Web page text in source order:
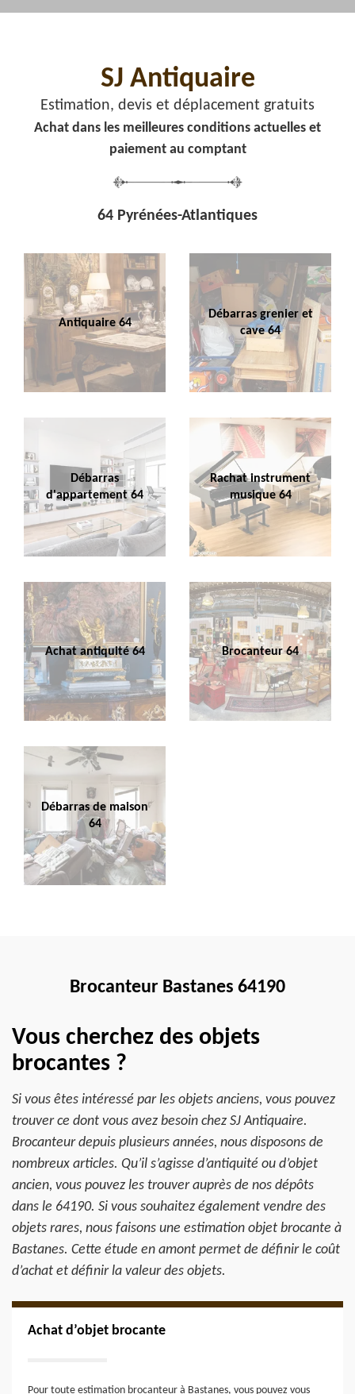
SJ Antiquaire
Estimation, devis et déplacement gratuits
Achat dans les meilleures conditions actuelles et
paiement au comptant
64 Pyrénées-Atlantiques
Antiquaire 64
Débarras grenier et
cave 64
Débarras
d'appartement 64
Rachat instrument
musique 64
Achat antiquité 64 Brocanteur 64
Débarras de maison
64
Brocanteur Bastanes 64190
Vous cherchez des objets
brocantes ?
Si vous êtes intéressé par les objets anciens, vous pouvez
trouver ce dont vous avez besoin chez SJ Antiquaire.
Brocanteur depuis plusieurs années, nous disposons de
nombreux articles. Qu’il s’agisse d’antiquité ou d’objet
ancien, vous pouvez les trouver auprès de nos dépôts
dans le 64190. Si vous souhaitez également vendre des
objets rares, nous faisons une estimation objet brocante à
Bastanes. Cette étude en amont permet de définir le coût
d’achat et définir la valeur des objets.
Achat d’objet brocante
Pour toute estimation brocanteur à Bastanes, vous pouvez vous